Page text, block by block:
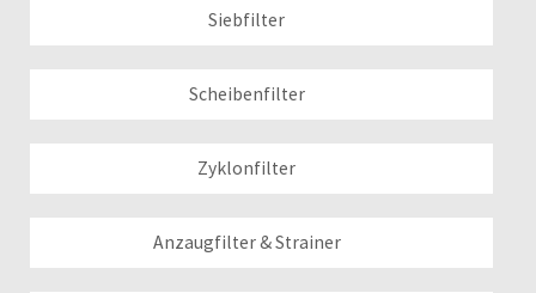
Siebfilter
Scheibenfilter
Zyklonfilter
Anzaugfilter & Strainer